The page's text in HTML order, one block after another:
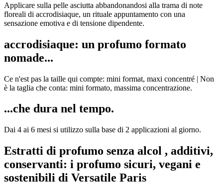
Applicare sulla pelle asciutta abbandonandosi alla trama di note
floreali di accrodisiaque, un rituale appuntamento con una
sensazione emotiva e di tensione dipendente.
accrodisiaque: un profumo formato
nomade...
Ce n'est pas la taille qui compte: mini format, maxi concentré | Non
è la taglia che conta: mini formato, massima concentrazione.
...che dura nel tempo.
Dai 4 ai 6 mesi si utilizzo sulla base di 2 applicazioni al giorno.
Estratti di profumo senza alcol , additivi,
conservanti: i profumo sicuri, vegani e
sostenibili di Versatile Paris